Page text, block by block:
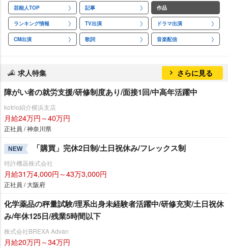
芸能人TOP 記事 作品
ランキング情報 TV出演 ドラマ出演
CM出演 歌詞 音楽配信
求人特集 さらに見る
障がい者の就労支援/研修制度あり/面接1回/中高年活躍中
kotrio紹介横浜支店
月給24万円～40万円
正社員 / 神奈川県
NEW 「購買」完休2日制/土日祝休み/フレックス制
特許機器株式会社
月給31万4,000円～43万3,000円
正社員 / 大阪府
化学薬品の秤量試験/理系出身未経験者活躍中/研修充実/土日祝休
み/年休125日/残業5時間以下
株式会社BREXA Advan
月給20万円～34万円